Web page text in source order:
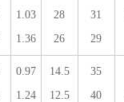
1.03
1.36
28
26
31
29
0.97
1.24
14.5
12.5
35
40